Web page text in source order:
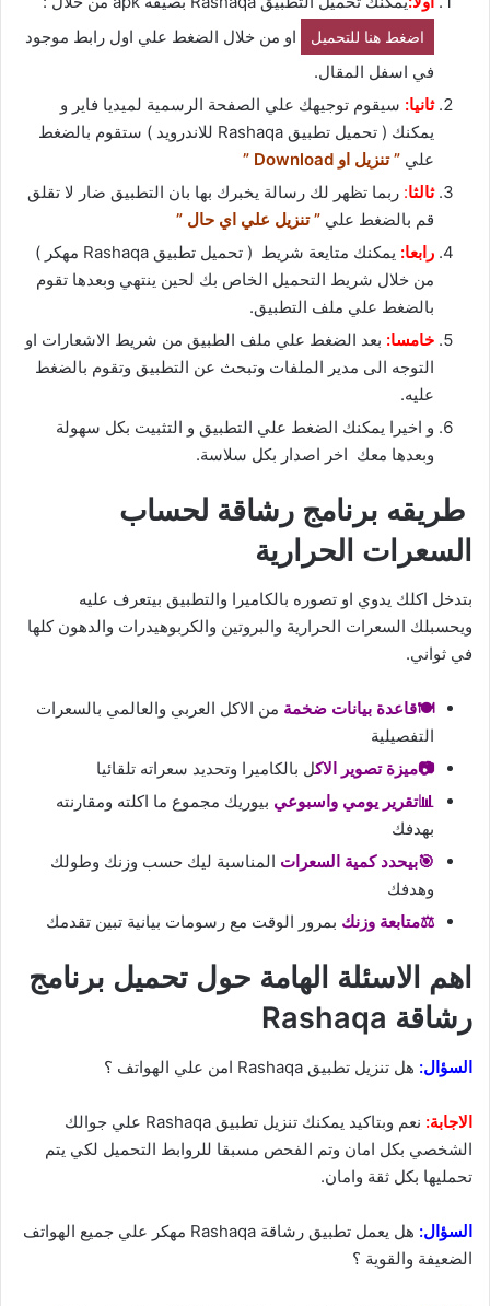
اضغط هنا للتحميل
او من خلال الضغط علي اول رابط موجود
في اسفل المقال.
ثانيا: سيقوم توجيهك علي الصفحة الرسمية لميديا فاير و
يمكنك ( تحميل تطبيق Rashaqa للاندرويد ) ستقوم بالضغط
علي ” تنزيل او Download ”
ثالثا: ربما تظهر لك رسالة يخبرك بها بان التطبيق ضار لا تقلق
قم بالضغط علي ” تنزيل علي اي حال ”
رابعا:
يمكنك متايعة شريط ( تحميل تطبيق Rashaqa مهكر )
من خلال شريط التحميل الخاص بك لحين ينتهي وبعدها تقوم
بالضغط علي ملف التطبيق.
خامسا: بعد الضغط علي ملف الطبيق من شريط الاشعارات او
التوجه الى مدير الملفات وتبحث عن التطبيق وتقوم بالضغط
عليه.
و اخيرا يمكنك الضغط علي التطبيق و التثبيت بكل سهولة
وبعدها معك اخر اصدار بكل سلاسة.
طريقه برنامج رشاقة لحساب
السعرات الحرارية
بتدخل اكلك يدوي او تصوره بالكاميرا والتطبيق بيتعرف عليه
ويحسبلك السعرات الحرارية والبروتين والكربوهيدرات والدهون كلها
في ثواني.
🍽️قاعدة بيانات ضخمة من الاكل العربي والعالمي بالسعرات
التفصيلية
📷ميزة تصوير الاكل بالكاميرا وتحديد سعراته تلقائيا
📊تقرير يومي واسبوعي بيوريك مجموع ما اكلته ومقارنته
بهدفك
🎯بيحدد كمية السعرات المناسبة ليك حسب وزنك وطولك
وهدفك
⚖️متابعة وزنك بمرور الوقت مع رسومات بيانية تبين تقدمك
اهم الاسئلة الهامة حول تحميل برنامج
رشاقة Rashaqa
السؤال: هل تنزيل تطبيق Rashaqa امن علي الهواتف ؟
الاجابة:
نعم وبتاكيد يمكنك تنزيل تطبيق Rashaqa علي جوالك
الشخصي بكل امان وتم الفحص مسبقا للروابط التحميل لكي يتم
تحمليها بكل ثقة وامان.
السؤال:
هل يعمل تطبيق رشاقة Rashaqa مهكر علي جميع الهواتف
الضعيفة والقوية ؟